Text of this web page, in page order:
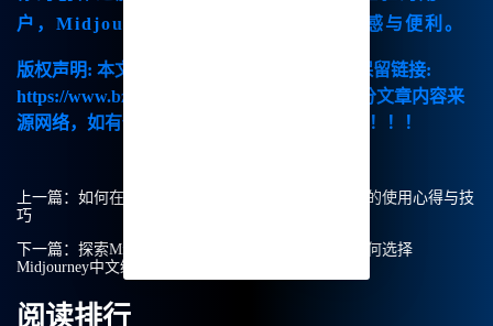
户，Midjourney中文版都能为你带来灵感与便利。
版权声明: 本文由【B族智能】原创，转载请保留链接:
https://www.bzu.cn/news/show/9141.html，部分文章内容来
源网络，如有侵权请联系我们删除处理。谢谢！！！
上一篇： 如何在Midjourney体验版中删除服务器？我的使用心得与技
巧
下一篇： 探索Midjourney角色设计的无尽可能性：为何选择
Midjourney中文绘画？
阅读排行